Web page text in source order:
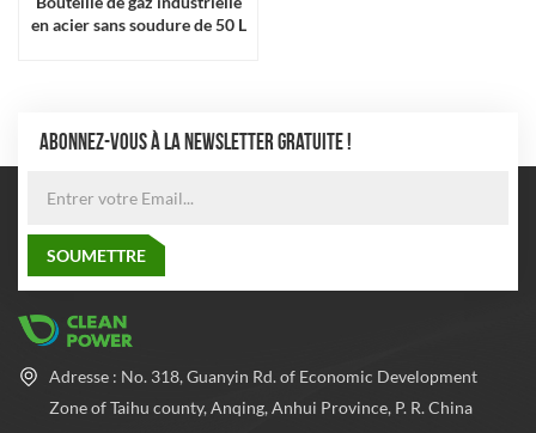
en acier sans soudure de 50 L
ABONNEZ-VOUS À LA NEWSLETTER GRATUITE !
Adresse : No. 318, Guanyin Rd. of Economic Development
Zone of Taihu county, Anqing, Anhui Province, P. R. China